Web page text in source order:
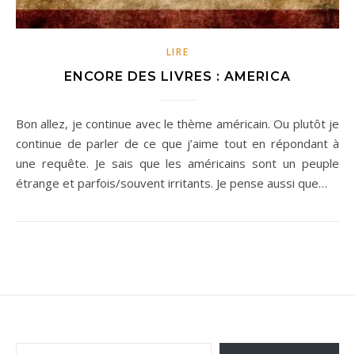
LIRE
ENCORE DES LIVRES : AMERICA
Bon allez, je continue avec le thème américain. Ou plutôt je
continue de parler de ce que j’aime tout en répondant à
une requête. Je sais que les américains sont un peuple
étrange et parfois/souvent irritants. Je pense aussi que…